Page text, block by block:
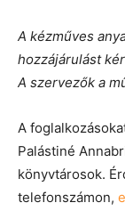
A kézműves
hozzájárulást
A szervezők a
A
Palástiné
könyvtárosok.
telefonszámon,